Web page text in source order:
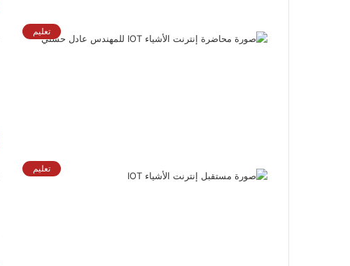
تعليم
تعليم